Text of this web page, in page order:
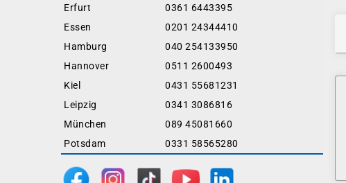
Erfurt
0361 6443395
Essen
0201 24344410
Hamburg
040 254133950
Hannover
0511 2600493
Kiel
0431 55681231
Leipzig
0341 3086816
München
089 45081660
Potsdam
0331 58565280